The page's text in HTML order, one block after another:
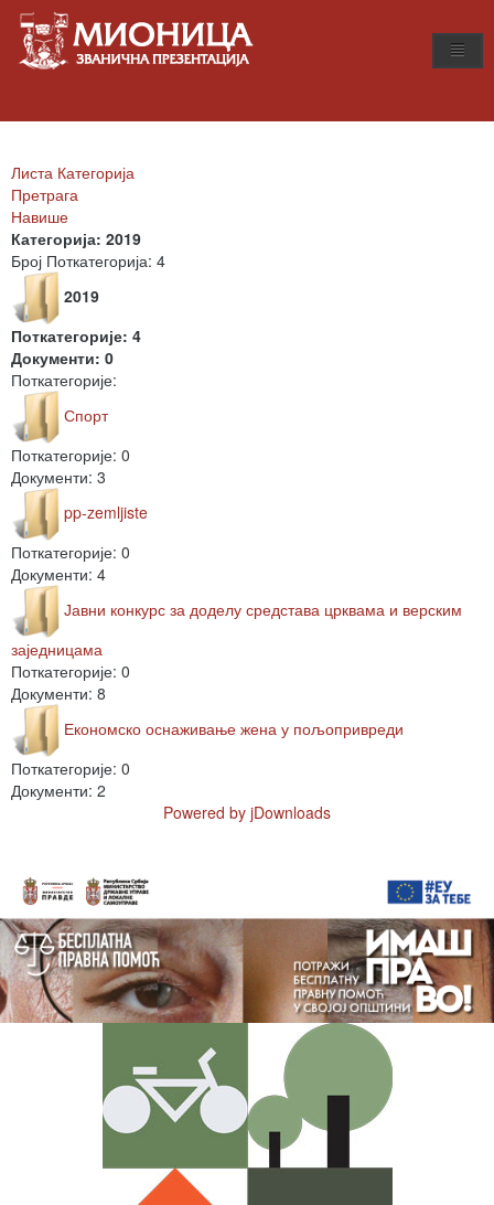
Листа Категорија
Претрага
Навише
Категорија: 2019
Број Поткатегорија: 4
2019
Поткатегорије: 4
Документи: 0
Поткатегорије:
Спорт
Поткатегорије: 0
Документи: 3
pp-zemljiste
Поткатегорије: 0
Документи: 4
Јавни конкурс за доделу средстава црквама и верским
заједницама
Поткатегорије: 0
Документи: 8
Економско оснаживање жена у пољопривреди
Поткатегорије: 0
Документи: 2
Powered by jDownloads